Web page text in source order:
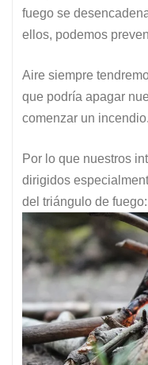
fuego se
ellos, podemos
Aire siempre
que podría apagar
comenzar un incendio.
Por lo que nuestros
dirigidos
del triángulo de